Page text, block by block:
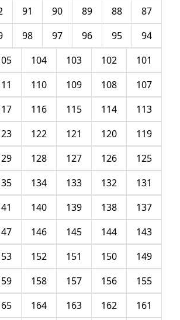
87
88
89
90
91
94
95
96
97
98
101
102
103
104
107
108
109
110
113
114
115
116
119
120
121
122
125
126
127
128
131
132
133
134
137
138
139
140
143
144
145
146
149
150
151
152
155
156
157
158
161
162
163
164